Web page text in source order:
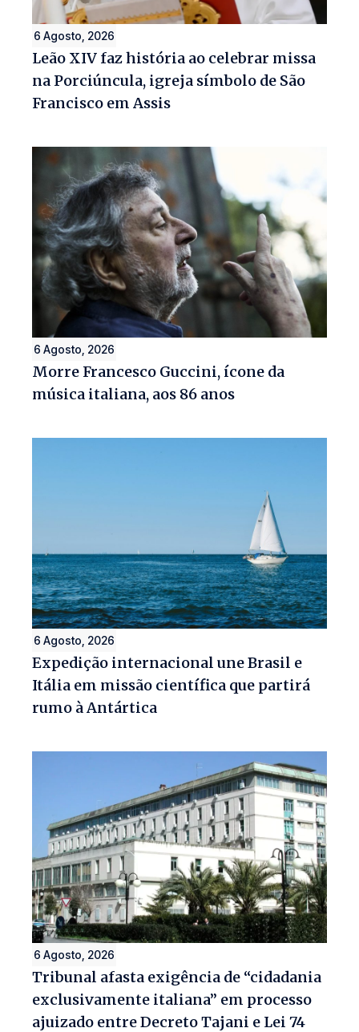
6 Agosto, 2026
Leão XIV faz história ao celebrar missa
na Porciúncula, igreja símbolo de São
Francisco em Assis
6 Agosto, 2026
Morre Francesco Guccini, ícone da
música italiana, aos 86 anos
6 Agosto, 2026
Expedição internacional une Brasil e
Itália em missão científica que partirá
rumo à Antártica
6 Agosto, 2026
Tribunal afasta exigência de “cidadania
exclusivamente italiana” em processo
ajuizado entre Decreto Tajani e Lei 74